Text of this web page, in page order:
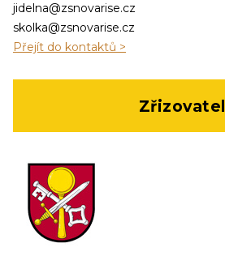
jidelna@zsnovarise.cz
skolka@zsnovarise.cz
Přejít do kontaktů >
Zřizovatel